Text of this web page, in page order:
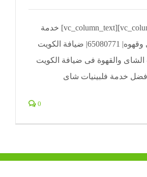
[vc_row][vc_column][vc_column_text] خدمة
فلبينيات شاى وقهوه| 65080771| ضيافة الكويت
والقهوة فى ضيافة الكويت
افضل خدمة فلبينيات شاى
0